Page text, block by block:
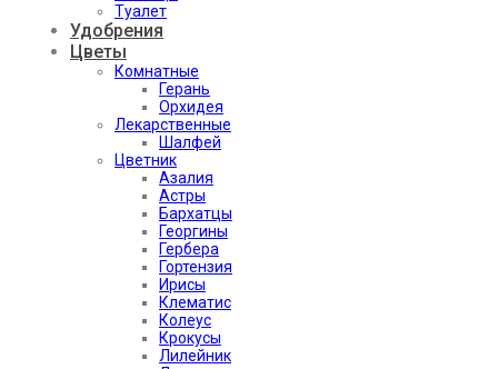
Туалет
Удобрения
Цветы
Комнатные
Герань
Орхидея
Лекарственные
Шалфей
Цветник
Азалия
Астры
Бархатцы
Георгины
Гербера
Гортензия
Ирисы
Клематис
Колеус
Крокусы
Лилейник